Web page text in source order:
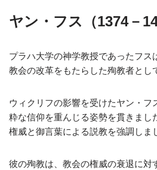
ヤン・フス（1374－
プラハ大学の神学教授であったフス
教会の改革をもたらした殉教者とし
ウィクリフの影響を受けたヤン・フ
粋な信仰を重んじる姿勢を貫きまし
権威と御言葉による説教を強調しま
彼の殉教は、教会の権威の衰退に対